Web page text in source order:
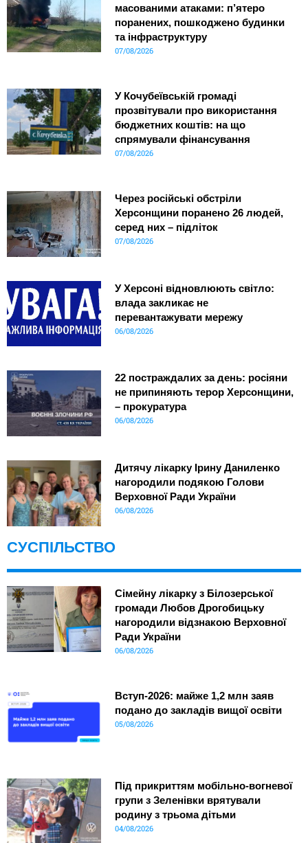
масованими атаками: п’ятеро
поранених, пошкоджено будинки
та інфраструктуру
07/08/2026
У Кочубеївській громаді
прозвітували про використання
бюджетних коштів: на що
спрямували фінансування
07/08/2026
Через російські обстріли
Херсонщини поранено 26 людей,
серед них – підліток
07/08/2026
У Херсоні відновлюють світло:
влада закликає не
перевантажувати мережу
06/08/2026
22 постраждалих за день: росіяни
не припиняють терор Херсонщини,
– прокуратура
06/08/2026
Дитячу лікарку Ірину Даниленко
нагородили подякою Голови
Верховної Ради України
06/08/2026
СУСПІЛЬСТВО
Сімейну лікарку з Білозерської
громади Любов Дрогобицьку
нагородили відзнакою Верховної
Ради України
06/08/2026
Вступ-2026: майже 1,2 млн заяв
подано до закладів вищої освіти
05/08/2026
Під прикриттям мобільно-вогневої
групи з Зеленівки врятували
родину з трьома дітьми
04/08/2026